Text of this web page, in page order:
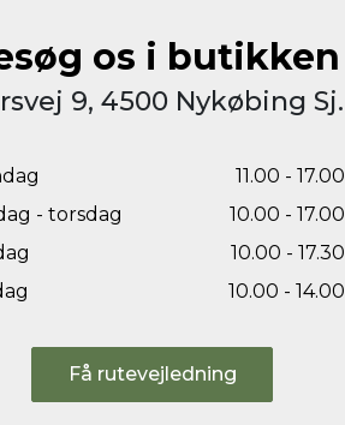
os i butikken
9, 4500 Nykøbing Sj.
11.00 - 17.00
- torsdag
10.00 - 17.00
10.00 - 17.30
10.00 - 14.00
Få rutevejledning